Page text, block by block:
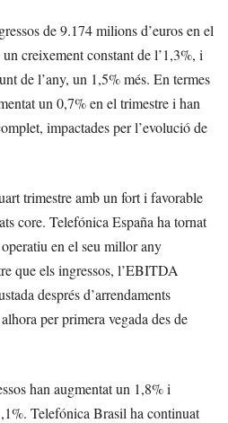
de 9.174 milions d’euros en el
creixement constant de l’1,3%, i
de l’any, un 1,5% més. En termes
un 0,7% en el trimestre i han
impactades per l’evolució de
trimestre amb un fort i favorable
core. Telefónica España ha tornat
en el seu millor any
que els ingressos, l’EBITDA
després d’arrendaments
per primera vegada des de
han augmentat un 1,8% i
Telefónica Brasil ha continuat